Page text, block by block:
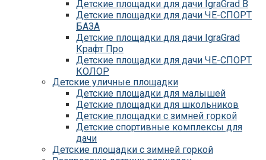
Детские площадки для дачи IgraGrad B
Детские площадки для дачи ЧЕ-СПОРТ
БАЗА
Детские площадки для дачи IgraGrad
Крафт Про
Детские площадки для дачи ЧЕ-СПОРТ
КОЛОР
Детские площадки для дачи IgraGrad С
Детские площадки для дачи ЧЕ-СПОРТ
КАРКАС
Детские площадки для дачи Савушка
КУБ
Детские уличные игровые площадки
для дачи IgraGrad К
Детские уличные площадки
Детские площадки для малышей
Детские площадки для школьников
Детские площадки с зимней горкой
Детские спортивные комплексы для
дачи
Детские площадки с зимней горкой